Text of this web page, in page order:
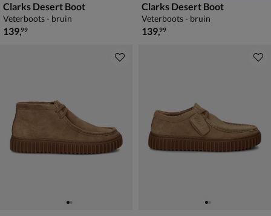
Clarks Desert Boot
Veterboots - bruin
€ 139,99
139,99
Clarks Desert Boot
Veterboots - bruin
€ 139,99
139,99